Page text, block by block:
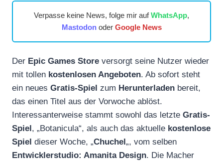
Verpasse keine News, folge mir aufWhatsApp,
Mastodonoder Google News
Der Epic Games Store versorgt seine Nutzer wieder
mit tollen kostenlosen Angeboten. Ab sofort steht
ein neues Gratis-Spiel zum Herunterladen bereit,
das einen Titel aus der Vorwoche ablöst.
Interessanterweise stammt sowohl das letzte Gratis-
Spiel, „Botanicula“, als auch das aktuelle kostenlose
Spiel dieser Woche, „Chuchel„, vom selben
Entwicklerstudio: Amanita Design. Die Macher